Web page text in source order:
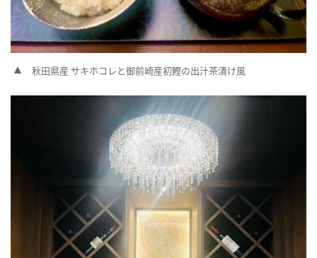
秋田県産 サキホコレと御前崎産初鰹の出汁茶漬け風